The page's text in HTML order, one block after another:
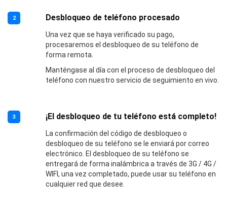
2 Desbloqueo de teléfono procesado
Una vez que se haya verificado su pago,
procesaremos el desbloqueo de su teléfono de
forma remota.
Manténgase al día con el proceso de desbloqueo del
teléfono con nuestro servicio de seguimiento en vivo.
3 ¡El desbloqueo de tu teléfono está completo!
La confirmación del código de desbloqueo o
desbloqueo de su teléfono se le enviará por correo
electrónico. El desbloqueo de su teléfono se
entregará de forma inalámbrica a través de 3G / 4G /
WIFI, una vez completado, puede usar su teléfono en
cualquier red que desee.